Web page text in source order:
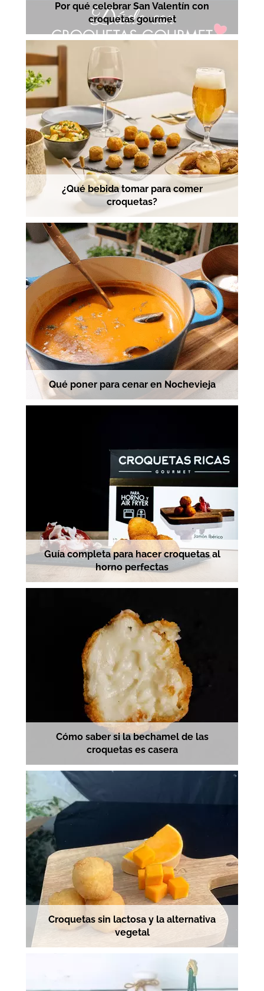
Por qué celebrar San Valentín con
croquetas gourmet
¿Qué bebida tomar para comer
croquetas?
Qué poner para cenar en Nochevieja
Guía completa para hacer croquetas al
horno perfectas
Cómo saber si la bechamel de las
croquetas es casera
Croquetas sin lactosa y la alternativa
vegetal